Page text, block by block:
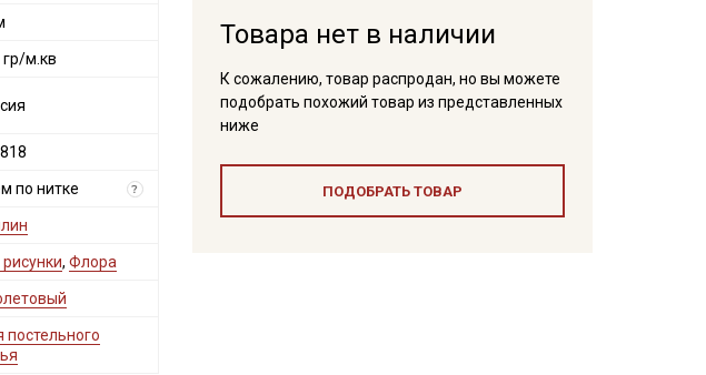
Товара нет в наличии
К сожалению, товар распродан, но вы можете
подобрать похожий товар из представленных
ниже
ПОДОБРАТЬ ТОВАР
гр/м.кв
по нитке ?
рисунки, Флора
постельного